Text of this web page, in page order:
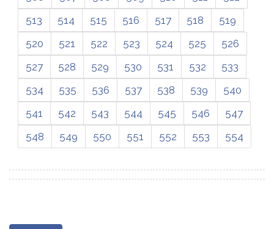
513
514 515 516 517 518
519
520
521 522 523 524 525
526
527
528 529 530 531 532
533
534
535 536 537 538 539
540
541
542 543 544 545 546
547
548
549 550 551 552 553 554